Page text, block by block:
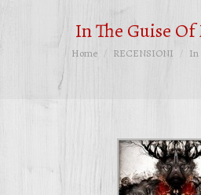
In The Guise
Tu sei qui:
Home RECENSIONI In